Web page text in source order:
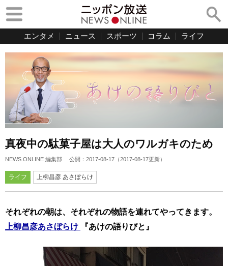
エンタメ ニュース スポーツ コラム ライフ
真夜中の駄菓子屋は大人のワルガキのため
NEWS ONLINE 編集部 公開： 2017-08-17 （2017-08-17更新）
ライフ 上柳昌彦 あさぼらけ
それぞれの朝は、それぞれの物語を連れてやってきます。
上柳昌彦あさぼらけ
『あけの語りびと』